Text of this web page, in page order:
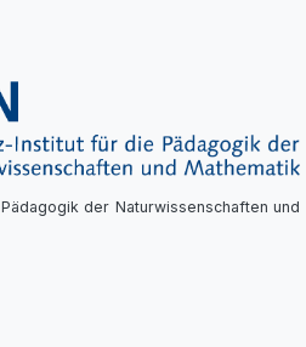
der Naturwissenschaften und